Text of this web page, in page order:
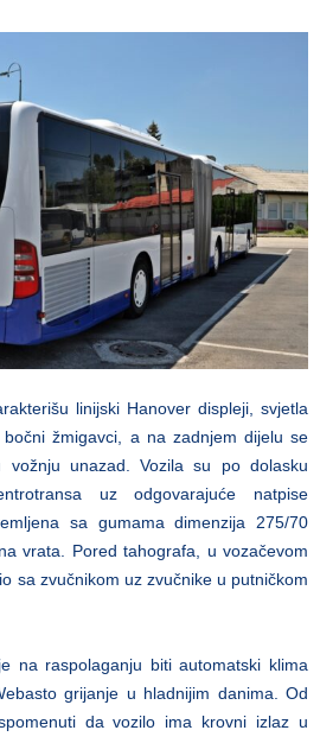
linijski Hanover displeji, svjetla
žmigavci, a na zadnjem dijelu se
unazad. Vozila su po dolasku
uz odgovarajuće natpise
sa gumama dimenzija 275/70
vrata. Pored tahografa, u vozačevom
sa zvučnikom uz zvučnike u putničkom
na raspolaganju biti automatski klima
grijanje u hladnijim danima. Od
da vozilo ima krovni izlaz u